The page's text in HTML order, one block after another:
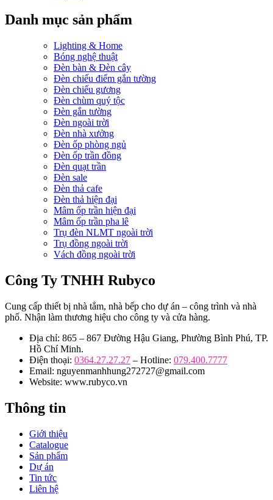
Danh mục sản phẩm
Lighting & Home
Bóng nghệ thuật
Đèn bàn & Đèn cây
Đèn chiếu điểm gắn tường
Đèn chiếu gương
Đèn chùm quý tộc
Đèn gắn tường
Đèn ngoài trời
Đèn nhà xưởng
Đèn ốp phòng ngủ
Đèn ốp trần đồng
Đèn quạt trần
Đèn sale
Đèn thả cafe
Đèn thả hiện đại
Mâm ốp trần hiện đại
Mâm ốp trần pha lê
Trụ đèn NLMT ngoài trời
Trụ đồng ngoài trời
Vách đồng ngoài trời
Công Ty TNHH Rubyco
Cung cấp thiết bị nhà tắm, nhà bếp cho dự án – công trình và nhà
phố. Nhận làm thương hiệu cho công ty và cửa hàng.
Địa chỉ: 865 – 867 Đường Hậu Giang, Phường Bình Phú, TP.
Hồ Chí Minh.
Điện thoại: 0364.27.27.27 – Hotline: 079.400.7777
Email: nguyenmanhhung272727@gmail.com
Website: www.rubyco.vn
Thông tin
Giới thiệu
Catalogue
Sản phẩm
Dự án
Tin tức
Liên hệ